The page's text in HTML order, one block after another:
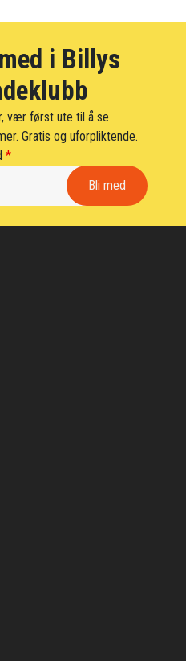
i Billys
vær først ute til å se
Gratis og uforpliktende.
*